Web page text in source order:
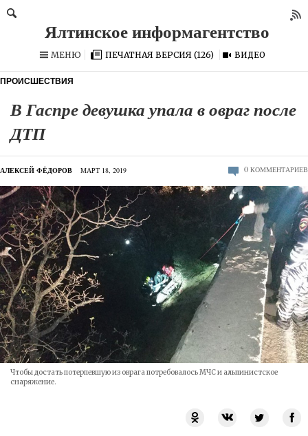
МЕНЮ ПЕЧАТНАЯ ВЕРСИЯ (126) ВИДЕО
ПРОИСШЕСТВИЯ
В Гаспре девушка упала в овраг после
ДТП
АЛЕКСЕЙ ФЁДОРОВ МАРТ 18, 2019 0 КОММЕНТАРИЕВ
Чтобы достать потерпевшую из оврага потребовалось МЧС и альпинистское
снаряжение.